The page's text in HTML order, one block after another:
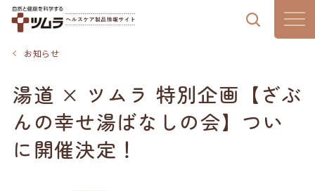
製品情報
漢方通信
漢方のある暮らし
はじめての漢方
お知らせ
湯道 × ツムラ 特別企画【ざぶ
んの幸せ湯ばなしの会】つい
に開催決定！